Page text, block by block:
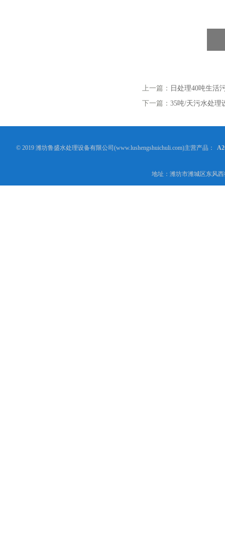
上一篇： 日处理40吨生活
下一篇： 35吨/天污水处理
© 2019 潍坊鲁盛水处理设备有限公司(www.lushengshuichuli.com)主营产品：
地址：潍坊市潍城区东风